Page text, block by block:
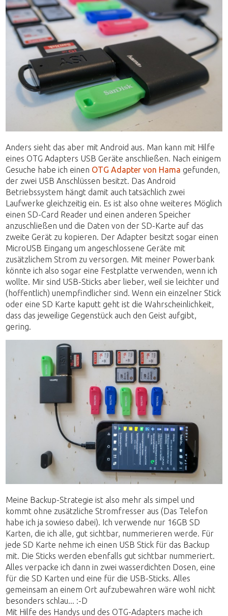
Anders sieht das aber mit Android aus. Man kann mit Hilfe
eines OTG Adapters USB Geräte anschließen. Nach einigem
Gesuche habe ich einen OTG Adapter von Hama gefunden,
der zwei USB Anschlüssen besitzt. Das Android
Betriebssystem hängt damit auch tatsächlich zwei
Laufwerke gleichzeitig ein. Es ist also ohne weiteres Möglich
einen SD-Card Reader und einen anderen Speicher
anzuschließen und die Daten von der SD-Karte auf das
zweite Gerät zu kopieren. Der Adapter besitzt sogar einen
MicroUSB Eingang um angeschlossene Geräte mit
zusätzlichem Strom zu versorgen. Mit meiner Powerbank
könnte ich also sogar eine Festplatte verwenden, wenn ich
wollte. Mir sind USB-Sticks aber lieber, weil sie leichter und
(hoffentlich) unempfindlicher sind. Wenn ein einzelner Stick
oder eine SD Karte kaputt geht ist die Wahrscheinlichkeit,
dass das jeweilige Gegenstück auch den Geist aufgibt,
gering.
Meine Backup-Strategie ist also mehr als simpel und
kommt ohne zusätzliche Stromfresser aus (Das Telefon
habe ich ja sowieso dabei). Ich verwende nur 16GB SD
Karten, die ich alle, gut sichtbar, nummerieren werde. Für
jede SD Karte nehme ich einen USB Stick für das Backup
mit. Die Sticks werden ebenfalls gut sichtbar nummeriert.
Alles verpacke ich dann in zwei wasserdichten Dosen, eine
für die SD Karten und eine für die USB-Sticks. Alles
gemeinsam an einem Ort aufzubewahren wäre wohl nicht
besonders schlau... :-D
Mit Hilfe des Handys und des OTG-Adapters mache ich